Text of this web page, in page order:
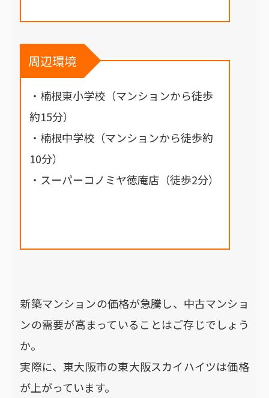
周辺環境
・楠根東小学校（マンションから徒歩
約15分）
・楠根中学校（マンションから徒歩約
10分）
・スーパーコノミヤ徳庵店（徒歩2分）
新築マンションの価格が急騰し、中古マンショ
ンの需要が高まっていることはご存じでしょう
か。
実際に、東大阪市の東大阪スカイハイツは価格
が上がっています。